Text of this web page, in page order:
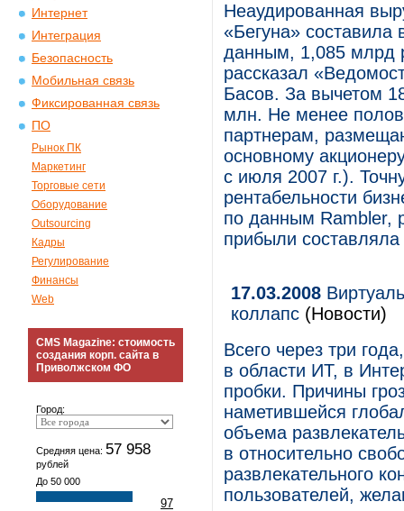
Интернет
Интеграция
Безопасность
Мобильная связь
Фиксированная связь
ПО
Рынок ПК
Маркетинг
Торговые сети
Оборудование
Outsourcing
Кадры
Регулирование
Финансы
Web
CMS Magazine: стоимость
создания корп. сайта в
Приволжском ФО
Город:
Средняя цена: 57 958
рублей
До 50 000
97
Неаудированная
«Бегуна»
данным, 1,085 млрд
рассказал
Басов. За вычетом
млн. Не менее
партнерам,
основному
с июля 2007 г.).
рентабельности
по данным Rambler,
прибыли
17.03.2008
коллапс (Новости)
Всего через три
в области ИТ, в
пробки. Причины
наметившейся
объема
в относительно
развлекательного
пользователей,